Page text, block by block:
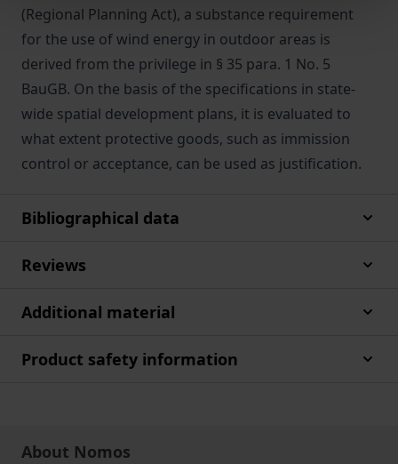
(Regional Planning Act), a substance requirement
for the use of wind energy in outdoor areas is
derived from the privilege in § 35 para. 1 No. 5
BauGB. On the basis of the specifications in state-
wide spatial development plans, it is evaluated to
what extent protective goods, such as immission
control or acceptance, can be used as justification.
Bibliographical data
Reviews
Additional material
Product safety information
About Nomos